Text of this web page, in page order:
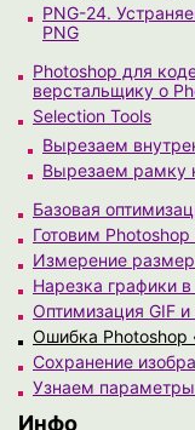
PNG-24.
PNG
Photoshop для
верстальщику о
Selection Tools
Вырезаем
Вырезаем рамку
Базовая
Готовим Photoshop
Измерение
Нарезка графики
Оптимизация GIF
Ошибка Photoshop
Сохранение
Узнаем параметры
Инфо